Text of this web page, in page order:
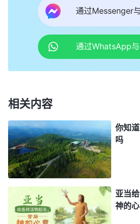
把主耶稣当成普通人对待。甚至
犹太百姓都听主耶稣讲道时，他
位、饭碗，公然大肆造谣、亵
稣，最终还联合罗马政府把主耶
触犯了神的性情，遭到了神的咒
性彻底显明出来了。而那些真心
人，他们不在乎主耶稣外表的形
重从主耶稣的作工、说话中寻求
的声音，认定主耶稣是主，是神
接受主耶稣的带领与牧养。就如
道、所揭示的奥秘，以及主对人
这些话是出于神的，认出了主
亚，跟随了主，得着了主的亲自
通过Messenger
通过WhatsApp
相关内容
你知
吗
亚当
神的